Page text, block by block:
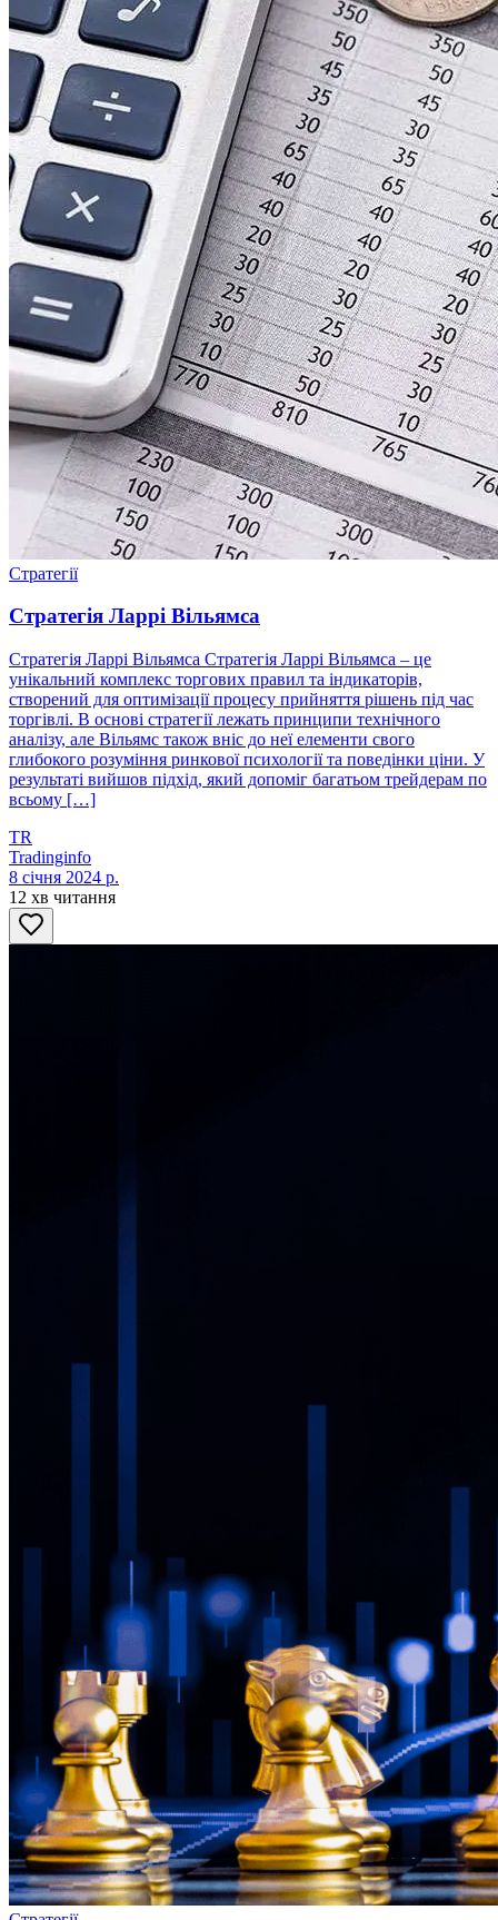
Стратегії
Стратегія Ларрі Вільямса
Стратегія Ларрі Вільямса Стратегія Ларрі Вільямса – це
унікальний комплекс торгових правил та індикаторів,
створений для оптимізації процесу прийняття рішень під час
торгівлі. В основі стратегії лежать принципи технічного
аналізу, але Вільямс також вніс до неї елементи свого
глибокого розуміння ринкової психології та поведінки ціни. У
результаті вийшов підхід, який допоміг багатьом трейдерам по
всьому […]
TR
Tradinginfo
8 січня 2024 р.
12 хв читання